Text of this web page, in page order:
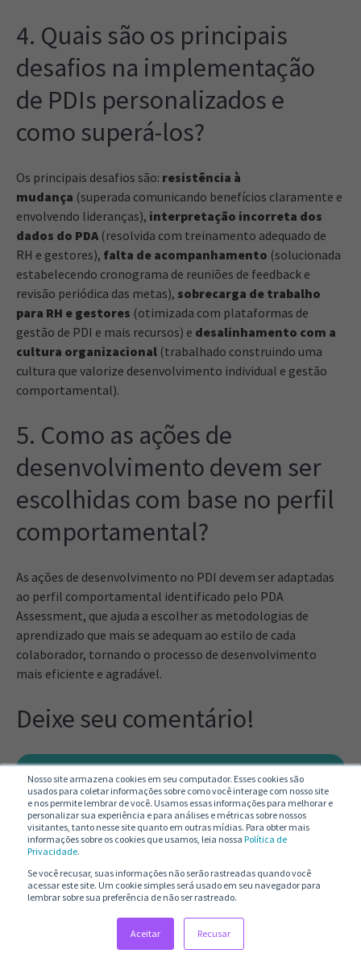
Nosso site armazena cookies em seu computador. Esses cookies são
usados para coletar informações sobre como você interage com nosso site
e nos permite lembrar de você. Usamos essas informações para melhorar e
personalizar sua experiência e para análises e métricas sobre nossos
visitantes, tanto nesse site quanto em outras mídias. Para obter mais
informações sobre os cookies que usamos, leia nossa Política de
Privacidade.
Se você recusar, suas informações não serão rastreadas quando você
acessar este site. Um cookie simples será usado em seu navegador para
lembrar sobre sua preferência de não ser rastreado.
Aceitar Recusar
4. Quais são os principais
desafios na implementação
de PDIs personalizados e
como superá-los?
Os principais desafios são: resistência à
mudança (superada comunicando benefícios claramente e
envolvendo lideranças), interpretação incorreta dos
dados do PDA (resolvida com treinamento adequado de
RH e gestores), falta de acompanhamento (solucionada
estabelecendo cronograma de reuniões de feedback e
revisão periódica das metas), sobrecarga de trabalho
para RH e gestores (otimizada com plataformas de
gestão de PDI e mais recursos) e desalinhamento com a
cultura organizacional (trabalhado construindo uma
cultura que valorize desenvolvimento individual e gestão
comportamental).
5. Como as ações de
desenvolvimento devem ser
escolhidas com base no perfil
comportamental?
As ações de desenvolvimento no PDI devem ser adaptadas
ao perfil comportamental identificado pelo PDA
Assessment, que ajuda a escolher as metodologias de
aprendizado que mais se adequam ao estilo de cada
colaborador, tornando o processo de desenvolvimento
mais eficiente e agradável.
Deixe seu comentário!
Nome*
Sobrenome